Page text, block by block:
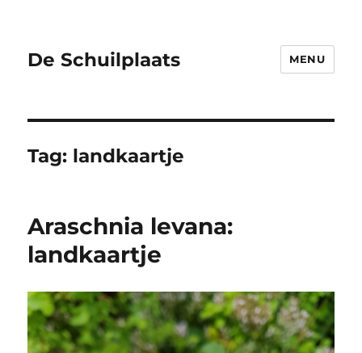
De Schuilplaats MENU
Tag: landkaartje
Araschnia levana:
landkaartje